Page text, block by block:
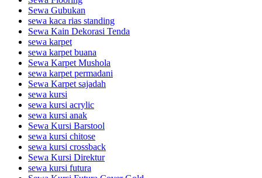
Sewa Gubukan
sewa kaca rias standing
Sewa Kain Dekorasi Tenda
sewa karpet
sewa karpet buana
Sewa Karpet Mushola
sewa karpet permadani
Sewa Karpet sajadah
sewa kursi
sewa kursi acrylic
sewa kursi anak
Sewa Kursi Barstool
sewa kursi chitose
sewa kursi crossback
Sewa Kursi Direktur
sewa kursi futura